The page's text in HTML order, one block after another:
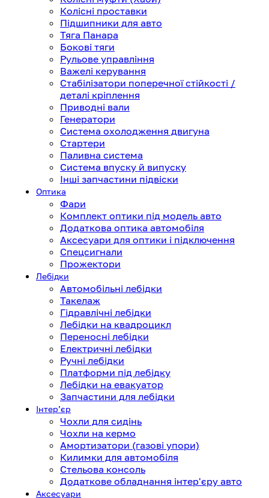
Колісні проставки
Підшипники для авто
Тяга Панара
Бокові тяги
Рульове управління
Важелі керування
Стабілізатори поперечної стійкості /
деталі кріплення
Приводні вали
Генератори
Система охолодження двигуна
Стартери
Паливна система
Система впуску й випуску
Інші запчастини підвіски
Оптика
Фари
Комплект оптики під модель авто
Додаткова оптика автомобіля
Аксесуари для оптики і підключення
Спецсигнали
Прожектори
Лебідки
Автомобільні лебідки
Такелаж
Гідравлічні лебідки
Лебідки на квадроцикл
Переносні лебідки
Електричні лебідки
Ручні лебідки
Платформи під лебідку
Лебідки на евакуатор
Запчастини для лебідки
Інтерʼєр
Чохли для сидінь
Чохли на кермо
Амортизатори (газові упори)
Килимки для автомобіля
Стельова консоль
Додаткове обладнання інтер'єру авто
Аксесуари